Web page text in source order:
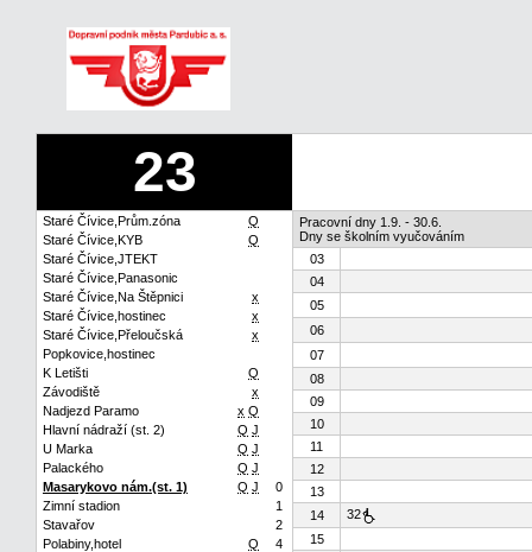
23
Staré Čívice,Prům.zóna
Q
Staré Čívice,KYB
Q
Staré Čívice,JTEKT
Staré Čívice,Panasonic
Staré Čívice,Na Štěpnici
x
Staré Čívice,hostinec
x
Staré Čívice,Přeloučská
x
Popkovice,hostinec
K Letišti
Q
Závodiště
x
Nadjezd Paramo
x Q
Hlavní nádraží (st. 2)
Q J
U Marka
Q J
Palackého
Q J
Masarykovo nám.(st. 1)
Q J
0
Zimní stadion
1
Stavařov
2
Polabiny,hotel
Q
4
Pracovní dny 1.9. - 30.6.
Dny se školním vyučováním
03
04
05
06
07
08
09
10
11
12
13
14
32
15